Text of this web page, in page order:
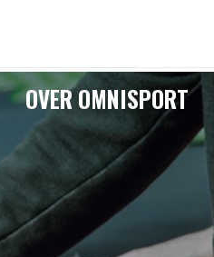
OVER OMNISPORT